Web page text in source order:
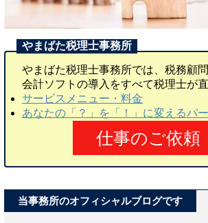
やまばた税理士事務所では、税務顧
会計ソフトの導入をすべて税理士が
サービスメニュー・料金
あなたの「？」を「！」に変えるパ
仕事のご依頼
当事務所のオフィシャルブログです